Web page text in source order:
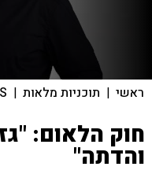
ראשי | תוכניות מלאות |
חוק הלאום:
והדתה"